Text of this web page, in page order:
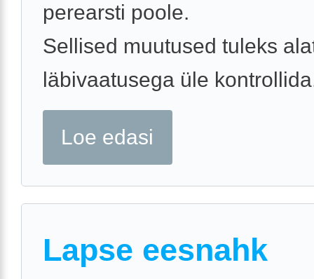
perearsti poole.
Sellised muutused tuleks
läbivaatusega üle
Loe edasi
Lapse eesnahk